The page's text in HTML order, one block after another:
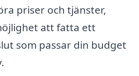
priser och tjänster,
att fatta ett
som passar din budget